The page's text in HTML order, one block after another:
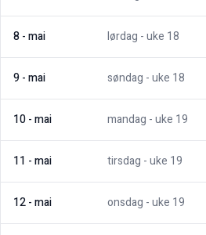
8-mai lørdag - uke 18
9-mai søndag - uke 18
10-mai mandag - uke 19
11 -mai tirsdag - uke 19
12-mai onsdag - uke 19